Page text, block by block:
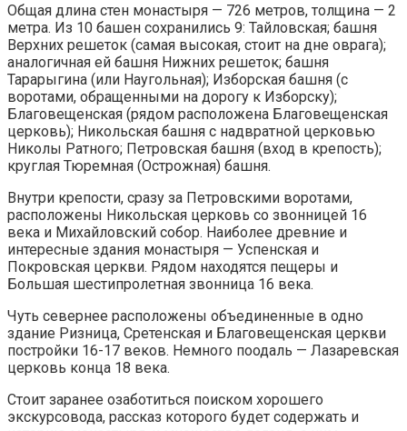
Общая длина стен монастыря — 726 метров, толщина — 2
метра. Из 10 башен сохранились 9: Тайловская; башня
Верхних решеток (самая высокая, стоит на дне оврага);
аналогичная ей башня Нижних решеток; башня
Тарарыгина (или Наугольная); Изборская башня (с
воротами, обращенными на дорогу к Изборску);
Благовещенская (рядом расположена Благовещенская
церковь); Никольская башня с надвратной церковью
Николы Ратного; Петровская башня (вход в крепость);
круглая Тюремная (Острожная) башня.
Внутри крепости, сразу за Петровскими воротами,
расположены Никольская церковь со звонницей 16
века и Михайловский собор. Наиболее древние и
интересные здания монастыря — Успенская и
Покровская церкви. Рядом находятся пещеры и
Большая шестипролетная звонница 16 века.
Чуть севернее расположены объединенные в одно
здание Ризница, Сретенская и Благовещенская церкви
постройки 16-17 веков. Немного поодаль — Лазаревская
церковь конца 18 века.
Стоит заранее озаботиться поиском хорошего
экскурсовода, рассказ которого будет содержать и